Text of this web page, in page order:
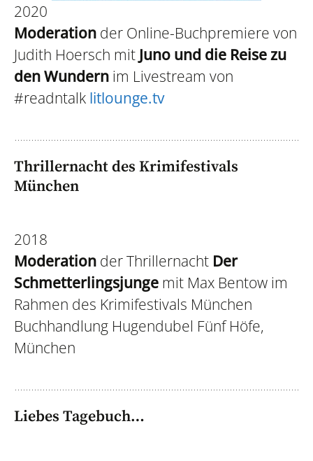
2020
Moderation der Online-Buchpremiere von
Judith Hoersch mit Juno und die Reise zu
den Wundern im Livestream von
#readntalk litlounge.tv
Thrillernacht des Krimifestivals
München
2018
Moderation der Thrillernacht Der
Schmetterlingsjunge mit Max Bentow im
Rahmen des Krimifestivals München
Buchhandlung Hugendubel Fünf Höfe,
München
Liebes Tagebuch…